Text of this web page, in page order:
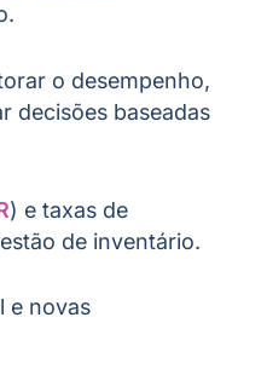
o desempenho,
decisões baseadas
) e taxas de
de inventário.
e novas